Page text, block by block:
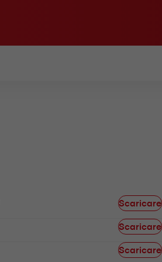
Scaricare
Scaricare
Scaricare